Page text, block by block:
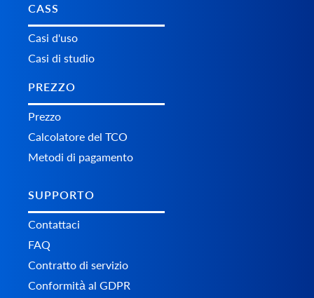
CASS
Casi d'uso
Casi di studio
PREZZO
Prezzo
Calcolatore del TCO
Metodi di pagamento
SUPPORTO
Contattaci
FAQ
Contratto di servizio
Conformità al GDPR